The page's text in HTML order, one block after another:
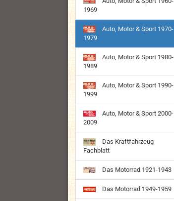
1969
Auto, Motor & Sport 1970-
1979
Auto, Motor & Sport 1980-
1989
Auto, Motor & Sport 1990-
1999
Auto, Motor & Sport 2000-
2009
Das Kraftfahrzeug
Fachblatt
Das Motorrad 1921-1943
Das Motorrad 1949-1959